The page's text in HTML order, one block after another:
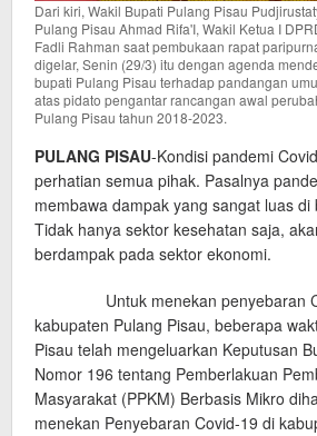
Dari kiri, Wakil Bupati Pulang Pisau
Pulang Pisau Ahmad Rifa'I, Wakil Ketua I
Fadli Rahman saat pembukaan rapat
digelar, Senin (29/3) itu dengan agenda
bupati Pulang Pisau terhadap pandangan
atas pidato pengantar rancangan awal
Pulang Pisau tahun 2018-2023.
PULANG PISAU-Kondisi pandemi
perhatian semua pihak. Pasalnya
membawa dampak yang sangat luas di
Tidak hanya sektor kesehatan saja,
berdampak pada sektor ekonomi.
Untuk menekan penyebaran
kabupaten Pulang Pisau, beberapa
Pisau telah mengeluarkan Keputusan
Nomor 196 tentang Pemberlakuan
Masyarakat (PPKM) Berbasis Mikro
menekan Penyebaran Covid-19 di